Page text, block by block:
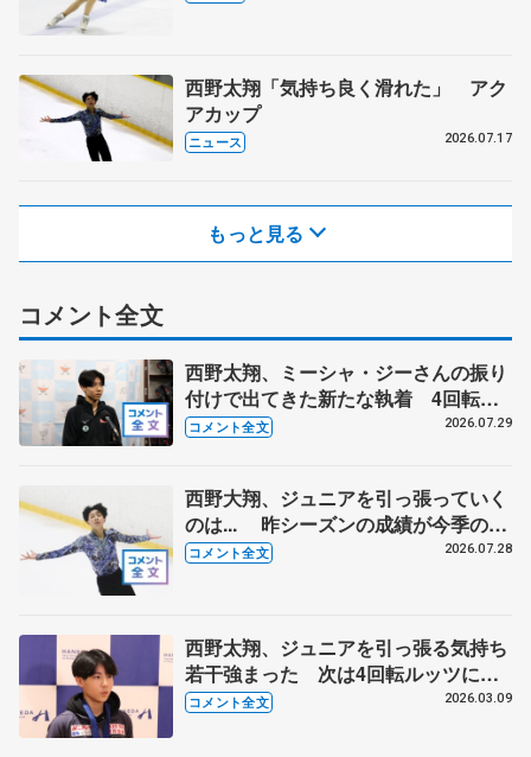
西野太翔「気持ち良く滑れた」 アク
アカップ
ニュース 2026.07.17
もっと見る
コメント全文
西野太翔、ミーシャ・ジーさんの振り
付けで出てきた新たな執着 4回転以
外に挑戦したいこと 【アクアカップ
コメント全文 2026.07.29
西野大翔、ジュニアを引っ張っていく
のは... 昨シーズンの成績が今季の自
信に 【アクアカップジュニア男子
コメント全文 2026.07.28
西野太翔、ジュニアを引っ張る気持ち
若干強まった 次は4回転ルッツに挑
戦【世界ジュニア選手権・帰国後囲
コメント全文 2026.03.09